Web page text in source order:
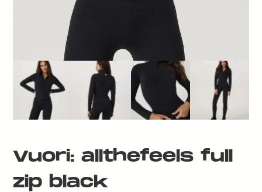
Vuori: allthefeels full
zip black